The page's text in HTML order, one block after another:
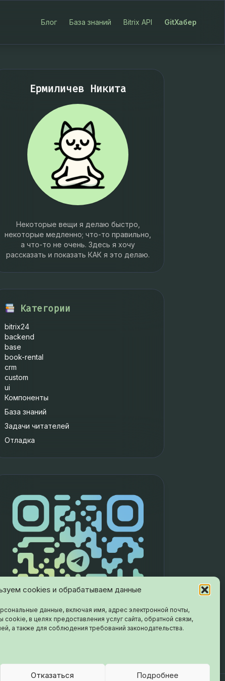
cookies и обрабатываем данные
данные, включая имя, адрес электронной почты,
в целях предоставления услуг сайта, обратной связи,
а также для соблюдения требований законодательства.
Отказаться Подробнее
Блог База знаний Bitrix API GitХабер
Ермиличев Никита
Некоторые вещи я делаю быстро,
некоторые медленно; что-то правильно,
а что-то не очень. Здесь я хочу
рассказать и показать КАК я это делаю.
Категории
bitrix24
backend
base
book-rental
crm
custom
ui
Компоненты
База знаний
Задачи читателей
Отладка